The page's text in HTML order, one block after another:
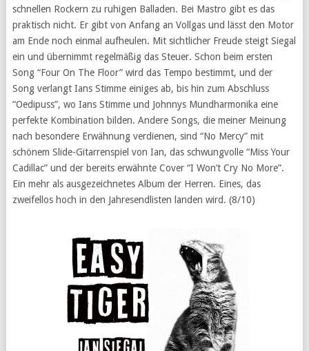
schnellen Rockern zu ruhigen Balladen. Bei Mastro gibt es das
praktisch nicht. Er gibt von Anfang an Vollgas und lässt den Motor
am Ende noch einmal aufheulen. Mit sichtlicher Freude steigt Siegal
ein und übernimmt regelmäßig das Steuer. Schon beim ersten
Song “Four On The Floor” wird das Tempo bestimmt, und der
Song verlangt Ians Stimme einiges ab, bis hin zum Abschluss
“Oedipuss”, wo Ians Stimme und Johnnys Mundharmonika eine
perfekte Kombination bilden. Andere Songs, die meiner Meinung
nach besondere Erwähnung verdienen, sind “No Mercy” mit
schönem Slide-Gitarrenspiel von Ian, das schwungvolle “Miss Your
Cadillac” und der bereits erwähnte Cover “I Won’t Cry No More”.
Ein mehr als ausgezeichnetes Album der Herren. Eines, das
zweifellos hoch in den Jahresendlisten landen wird. (8/10)